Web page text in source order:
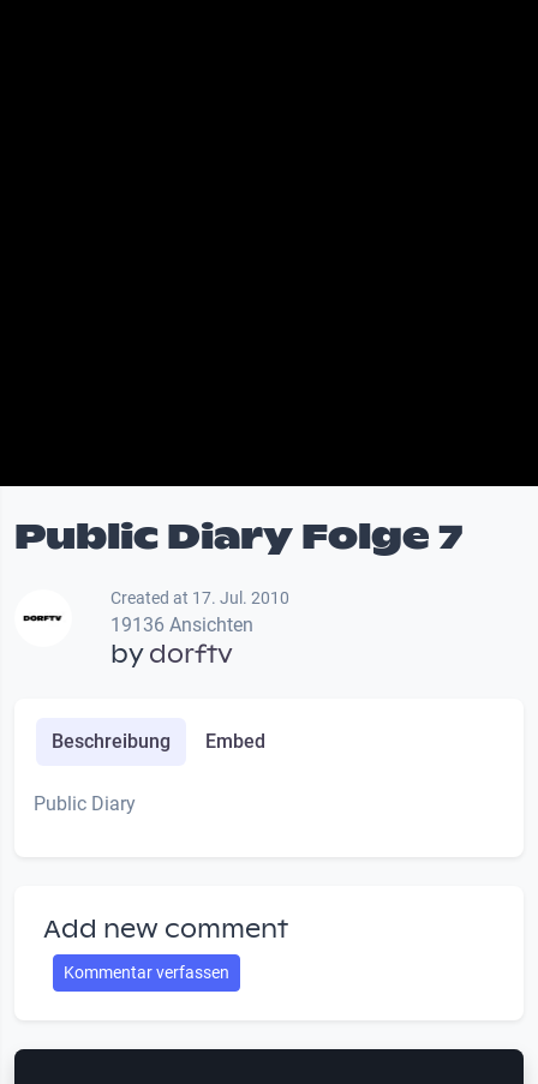
Public Diary Folge 7
Created at 17. Jul. 2010
19136 Ansichten
bydorftv
Beschreibung Embed
Public Diary
Add new comment
Kommentar verfassen